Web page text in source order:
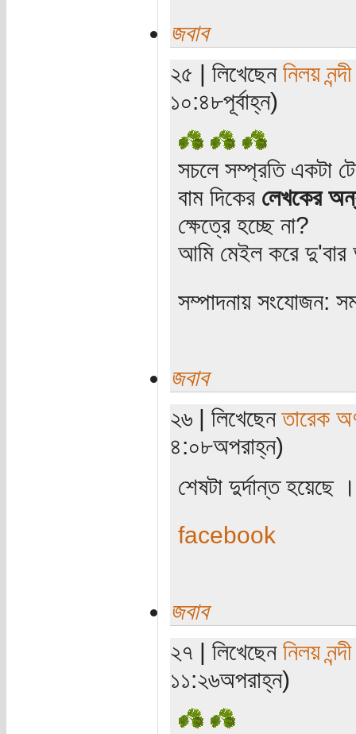
জবাব
২৫ | লিখেছেন নিলয় নন্দী
১০:৪৮পূর্বাহ্ন)
সচলে সম্প্রতি একটা
বাম দিকের লেখকের
ক্ষেত্রে হচ্ছে না?
আমি মেইল করে দু'বার
সম্পাদনায় সংযোজন:
জবাব
২৬ | লিখেছেনতারেক
৪:০৮অপরাহ্ন)
শেষটা দুর্দান্ত হয়েছে
facebook
জবাব
২৭ | লিখেছেন নিলয় নন্দী
১১:২৬অপরাহ্ন)